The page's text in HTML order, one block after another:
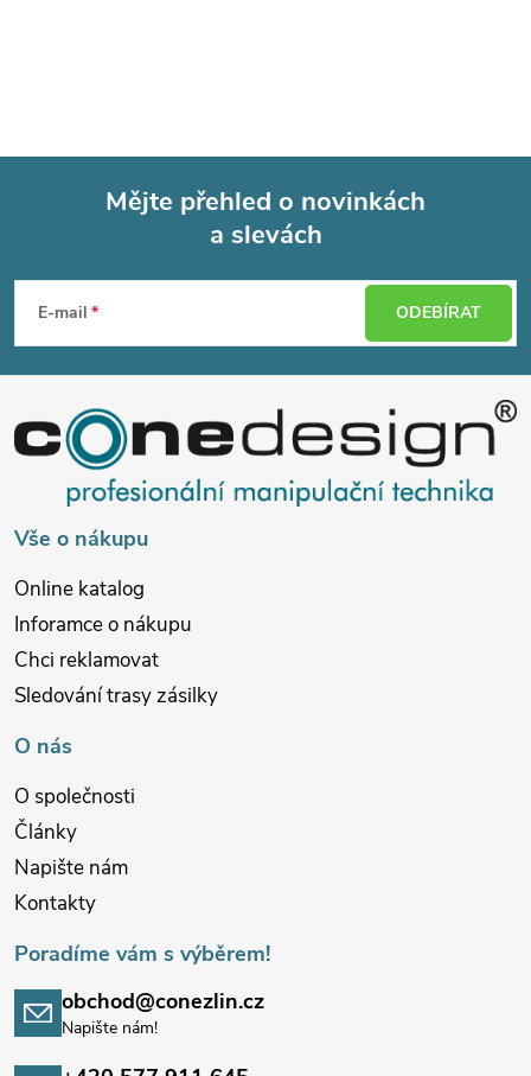
p
a
Mějte přehled o novinkách
a slevách
E-mail ODEBÍRAT
Vše o nákupu
Online katalog
Inforamce o nákupu
Chci reklamovat
Sledování trasy zásilky
O nás
O společnosti
Články
Napište nám
Kontakty
Poradíme vám s výběrem!
obchod@conezlin.cz
Napište nám!